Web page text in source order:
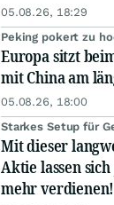
05.08.26, 18:29
Peking pokert zu
Europa sitzt
mit China am
05.08.26, 18:00
Starkes Setup für
Mit dieser
Aktie lassen
mehr verdienen!